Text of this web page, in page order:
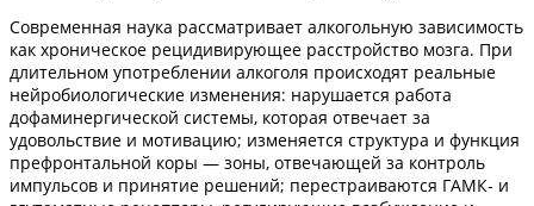
Современная наука рассматривает алкогольную зависимость
как хроническое рецидивирующее расстройство мозга. При
длительном употреблении алкоголя происходят реальные
нейробиологические изменения: нарушается работа
дофаминергической системы, которая отвечает за
удовольствие и мотивацию; изменяется структура и функция
префронтальной коры — зоны, отвечающей за контроль
импульсов и принятие решений; перестраиваются ГАМК- и